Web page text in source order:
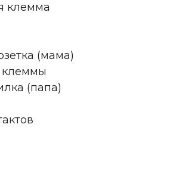
клемма
(мама)
клеммы
(папа)